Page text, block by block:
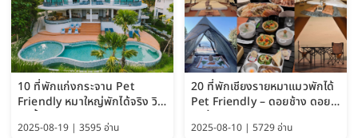
10 ที่พักแก่งกระจาน Pet
Friendly หมาใหญ่พักได้จริง วิว
2025-08-19 | 3595 อ่าน
20 ที่พักเชียงรายหมาแมวพักได้
Pet Friendly – ดอยช้าง ดอย
2025-08-10 | 5729 อ่าน